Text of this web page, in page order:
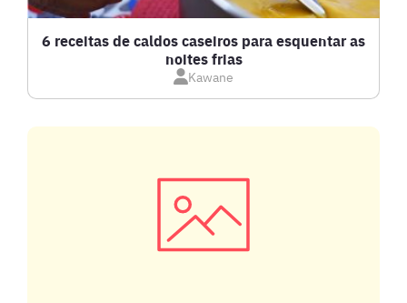
CALDOS
CARNE BOVINA
COMPOTAS E GELEIAS
6 receitas de caldos caseiros para esquentar as
noites frias
Kawane